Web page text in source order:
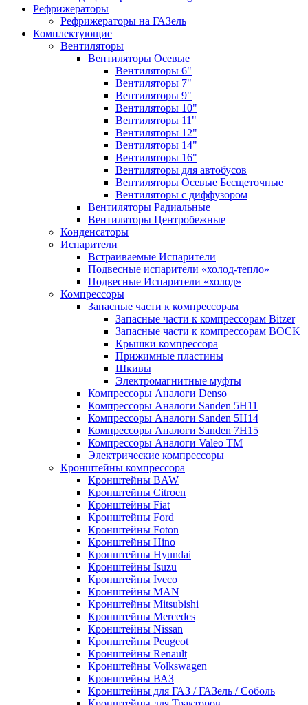
Рефрижераторы
Рефрижераторы на ГАЗель
Комплектующие
Вентиляторы
Вентиляторы Осевые
Вентиляторы 6"
Вентиляторы 7"
Вентиляторы 9"
Вентиляторы 10"
Вентиляторы 11"
Вентиляторы 12"
Вентиляторы 14"
Вентиляторы 16"
Вентиляторы для автобусов
Вентиляторы Осевые Бесщеточные
Вентиляторы с диффузором
Вентиляторы Радиальные
Вентиляторы Центробежные
Конденсаторы
Испарители
Встраиваемые Испарители
Подвесные испарители «холод-тепло»
Подвесные Испарители «холод»
Компрессоры
Запасные части к компрессорам
Запасные части к компрессорам Bitzer
Запасные части к компрессорам BOCK
Крышки компрессора
Прижимные пластины
Шкивы
Электромагнитные муфты
Компрессоры Аналоги Denso
Компрессоры Аналоги Sanden 5H11
Компрессоры Аналоги Sanden 5H14
Компрессоры Аналоги Sanden 7H15
Компрессоры Аналоги Valeo ТМ
Электрические компрессоры
Кронштейны компрессора
Кронштейны BAW
Кронштейны Citroen
Кронштейны Fiat
Кронштейны Ford
Кронштейны Foton
Кронштейны Hino
Кронштейны Hyundai
Кронштейны Isuzu
Кронштейны Iveco
Кронштейны MAN
Кронштейны Mitsubishi
Кронштейны Mеrcedes
Кронштейны Nissan
Кронштейны Peugeot
Кронштейны Renault
Кронштейны Volkswagen
Кронштейны ВАЗ
Кронштейны для ГАЗ / ГАЗель / Соболь